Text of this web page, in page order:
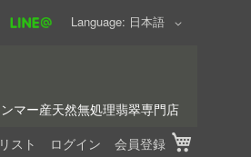
Language
日本語
スト ログイン 会員登録
マー産天然無処理翡翠専門店